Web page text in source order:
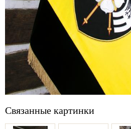
Связанные картинки